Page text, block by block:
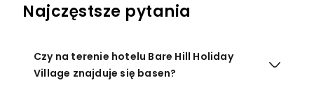
Najczęstsze pytania
Czy na terenie hotelu Bare Hill Holiday
Village znajduje się basen?